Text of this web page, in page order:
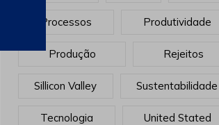
Processos Produtividade
Produção Rejeitos
Sillicon Valley Sustentabilidade
Tecnologia United Stated